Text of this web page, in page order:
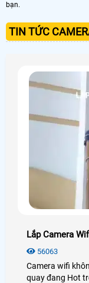
bạn.
TIN TỨC
Lắp Camera
56063
Camera wifi
quay đang Hot trong